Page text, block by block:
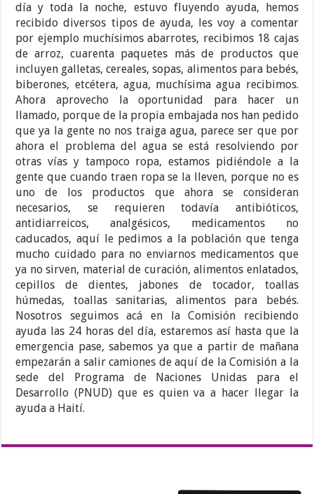
día y toda la noche, estuvo fluyendo ayuda, hemos
recibido diversos tipos de ayuda, les voy a comentar
por ejemplo muchísimos abarrotes, recibimos 18 cajas
de arroz, cuarenta paquetes más de productos que
incluyen galletas, cereales, sopas, alimentos para bebés,
biberones, etcétera, agua, muchísima agua recibimos.
Ahora aprovecho la oportunidad para hacer un
llamado, porque de la propia embajada nos han pedido
que ya la gente no nos traiga agua, parece ser que por
ahora el problema del agua se está resolviendo por
otras vías y tampoco ropa, estamos pidiéndole a la
gente que cuando traen ropa se la lleven, porque no es
uno de los productos que ahora se consideran
necesarios, se requieren todavía antibióticos,
antidiarreicos, analgésicos, medicamentos no
caducados, aquí le pedimos a la población que tenga
mucho cuidado para no enviarnos medicamentos que
ya no sirven, material de curación, alimentos enlatados,
cepillos de dientes, jabones de tocador, toallas
húmedas, toallas sanitarias, alimentos para bebés.
Nosotros seguimos acá en la Comisión recibiendo
ayuda las 24 horas del día, estaremos así hasta que la
emergencia pase, sabemos ya que a partir de mañana
empezarán a salir camiones de aquí de la Comisión a la
sede del Programa de Naciones Unidas para el
Desarrollo (PNUD) que es quien va a hacer llegar la
ayuda a Haití.